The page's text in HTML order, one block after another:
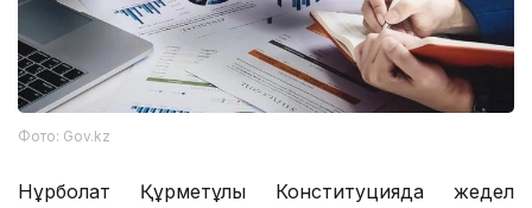
Фото: Gov.kz
Нұрболат Құрметұлы Конституцияда жедел